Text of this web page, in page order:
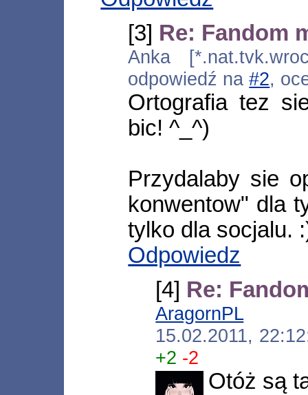
[3] Re: Fandom
Anka
odpowiedź na#2,
Ortografia tez
bic! ^_^)
Przydalaby sie
konwentow" dla
tylko dla socjalu.
Odpowiedz
[4] Re:
AragornPL
15.02.2011,
+2 -2
Otóż są